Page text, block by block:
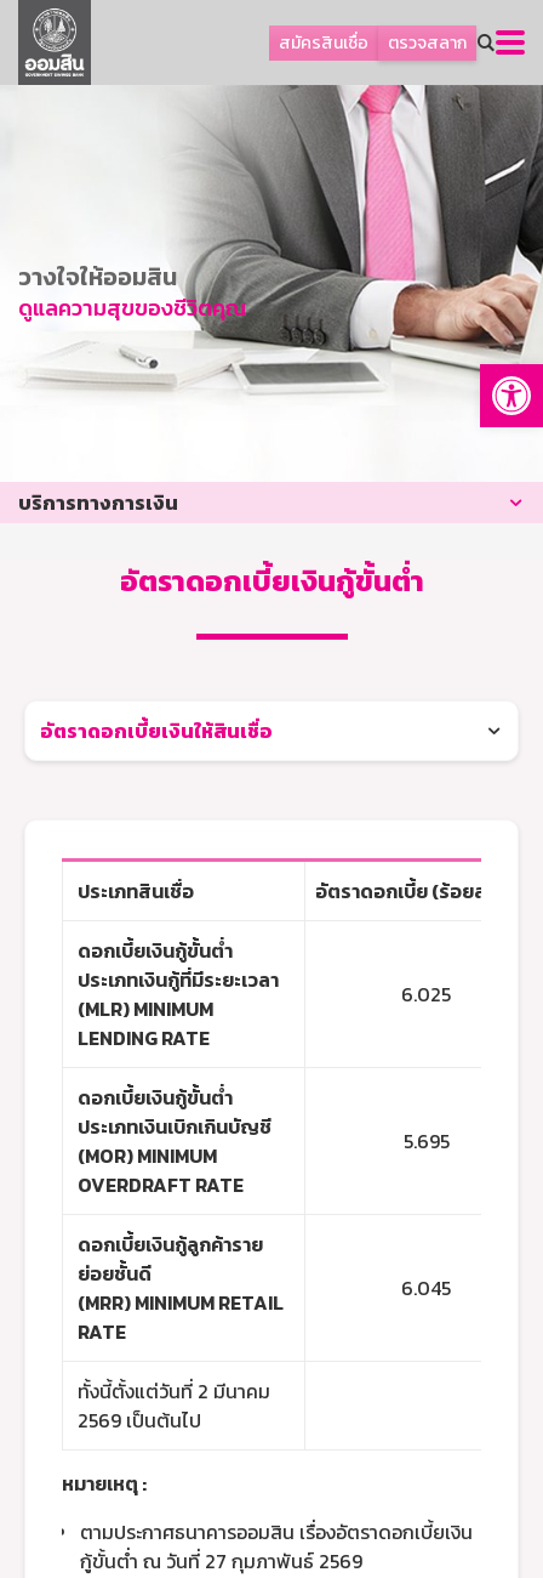
สมัครสินเชื่อ ตรวจสลาก
ลูกค้าธุรกิจ
ลูกค้าผู้ประกอบรายย่อย
การพัฒนาที่ยั่งยืน
ข่าวสาร
บริการทางการเงิน
อื่นๆ
วางใจให้ออมสิน
ดูแลความสุขของชีวิตคุณ
บริการทางการเงิน
อัตราดอกเบี้ยเงินกู้ขั้นต่ำ
อัตราดอกเบี้ยเงินให้สินเชื่อ
ประเภทสินเชื่อ อัตราดอกเบี้ย (ร้อยละต่อปี)
ดอกเบี้ยเงินกู้ขั้นต่ำ
ประเภทเงินกู้ที่มีระยะเวลา
(MLR) MINIMUM
LENDING RATE
6.025
ดอกเบี้ยเงินกู้ขั้นต่ำ
ประเภทเงินเบิกเกินบัญชี
(MOR) MINIMUM
OVERDRAFT RATE
5.695
ดอกเบี้ยเงินกู้ลูกค้าราย
ย่อยชั้นดี
(MRR) MINIMUM RETAIL
RATE
6.045
ทั้งนี้ตั้งแต่วันที่ 2 มีนาคม
2569 เป็นต้นไป
หมายเหตุ :
ตามประกาศธนาคารออมสิน เรื่องอัตราดอกเบี้ยเงิน
กู้ขั้นต่ำ ณ วันที่ 27 กุมภาพันธ์ 2569